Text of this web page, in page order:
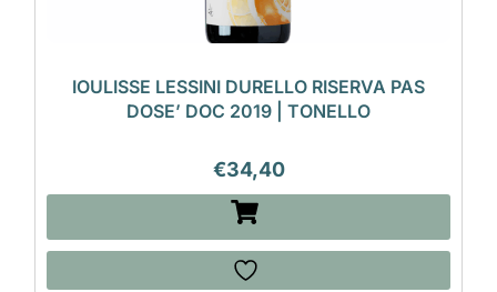
IOULISSE LESSINI DURELLO RISERVA PAS
DOSE’ DOC 2019 | TONELLO
€34,40